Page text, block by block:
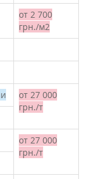
от 2 700
грн./м2
от 27 000
грн./т
от 27 000
грн./т